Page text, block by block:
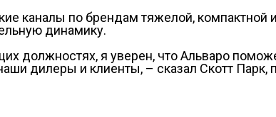
каналы по брендам тяжелой, компактной
динамику.
должностях, я уверен, что Альваро
дилеры и клиенты, – сказал Скотт Парк,